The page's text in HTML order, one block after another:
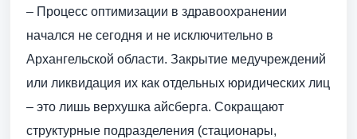
– Процесс оптимизации в здравоохранении
начался не сегодня и не исключительно в
Архангельской области. Закрытие медучреждений
или ликвидация их как отдельных юридических лиц
– это лишь верхушка айсберга. Сокращают
структурные подразделения (стационары,